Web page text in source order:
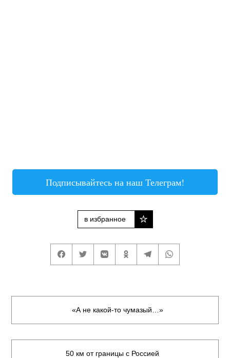
Подписывайтесь на наш Телеграм!
в избранное
«А не какой-то чумазый…»
50 км от границы с Россией